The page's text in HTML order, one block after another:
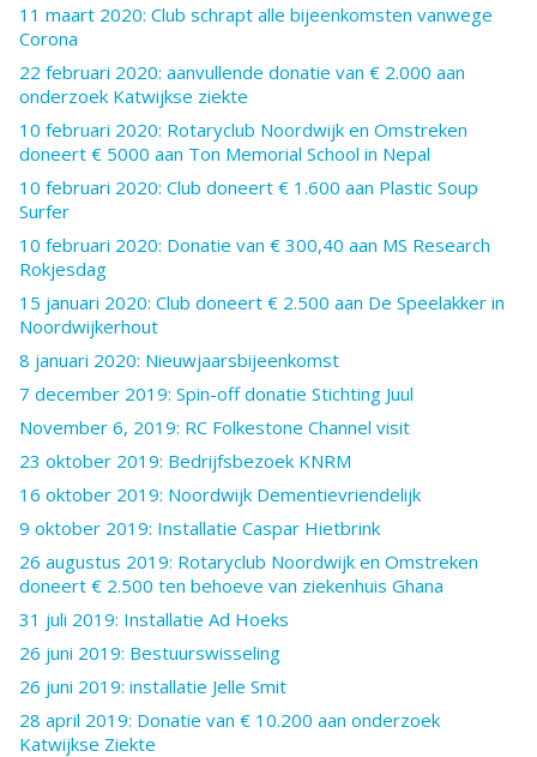
11 maart 2020: Club schrapt alle bijeenkomsten vanwege
Corona
22 februari 2020: aanvullende donatie van € 2.000 aan
onderzoek Katwijkse ziekte
10 februari 2020: Rotaryclub Noordwijk en Omstreken
doneert € 5000 aan Ton Memorial School in Nepal
10 februari 2020: Club doneert € 1.600 aan Plastic Soup
Surfer
10 februari 2020: Donatie van € 300,40 aan MS Research
Rokjesdag
15 januari 2020: Club doneert € 2.500 aan De Speelakker in
Noordwijkerhout
8 januari 2020: Nieuwjaarsbijeenkomst
7 december 2019: Spin-off donatie Stichting Juul
November 6, 2019: RC Folkestone Channel visit
23 oktober 2019: Bedrijfsbezoek KNRM
16 oktober 2019: Noordwijk Dementievriendelijk
9 oktober 2019: Installatie Caspar Hietbrink
26 augustus 2019: Rotaryclub Noordwijk en Omstreken
doneert € 2.500 ten behoeve van ziekenhuis Ghana
31 juli 2019: Installatie Ad Hoeks
26 juni 2019: Bestuurswisseling
26 juni 2019: installatie Jelle Smit
28 april 2019: Donatie van € 10.200 aan onderzoek
Katwijkse Ziekte